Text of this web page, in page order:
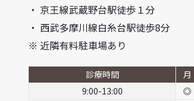
・ 京王線武蔵野台駅徒歩１分
・ 西武多摩川線白糸台駅徒歩8分
※ 近隣有料駐車場あり
診療時間 月
9:00-13:00
◎